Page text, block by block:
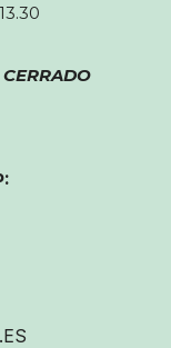
CERRADO